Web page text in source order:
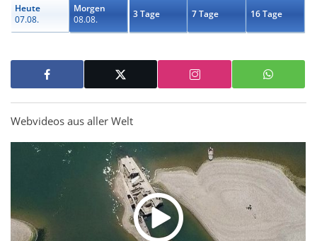
Heute
07.08.
Morgen
08.08.
3 Tage 7 Tage 16 Tage
Webvideos aus aller Welt